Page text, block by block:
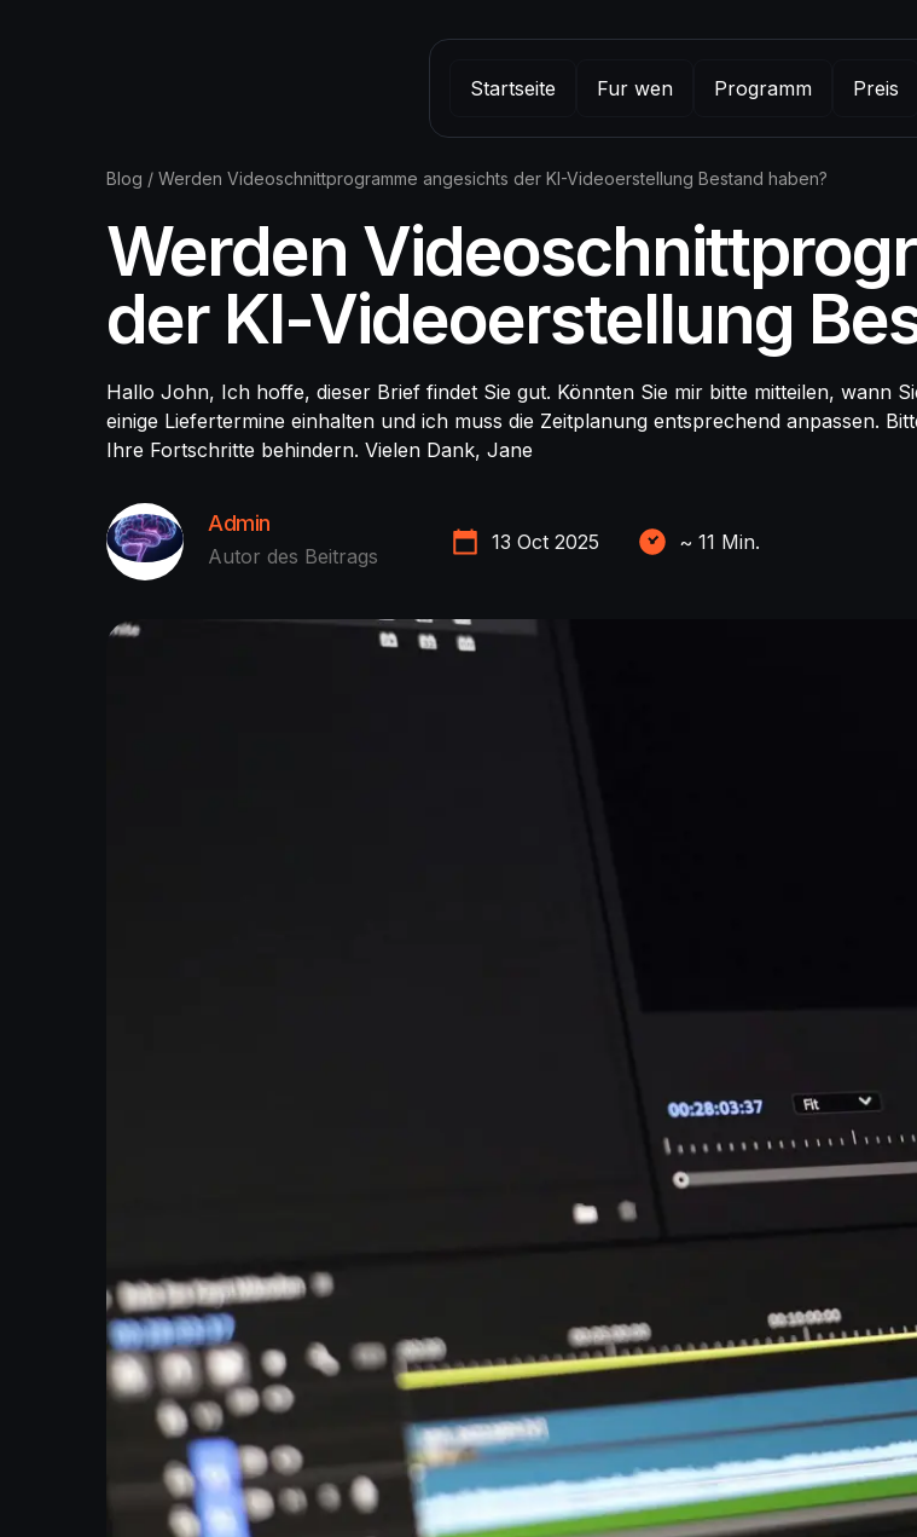
Startseite Fur wen Programm Preis
Blog / Werden Videoschnittprogramme angesichts der KI-Videoerstellung Bestand haben?
Werden
der KI-Videoerstellung
Hallo John, Ich hoffe, dieser Brief findet Sie gut. Könnten Sie mir bitte mitteilen, wann
einige Liefertermine einhalten und ich muss die Zeitplanung entsprechend anpassen.
Ihre Fortschritte behindern. Vielen Dank, Jane
Admin
Autor des Beitrags
13 Oct 2025 ~ 11 Min.